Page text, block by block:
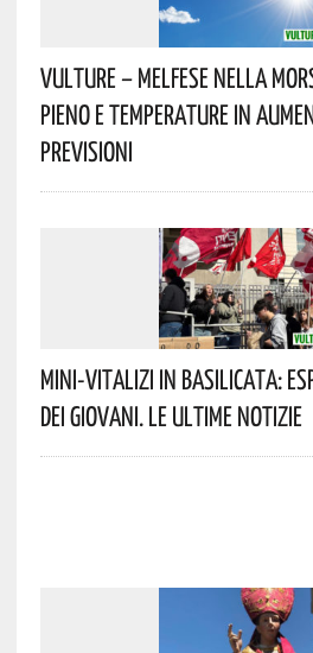
Vulture – Melfese Nella
Pieno E Temperature In
Previsioni
Mini-Vitalizi In Basilicata:
Dei Giovani. Le Ultime Notizie